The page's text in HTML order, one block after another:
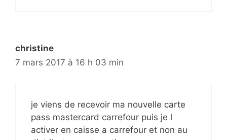
christine
7 mars 2017 à 16 h 03 min
je viens de recevoir ma nouvelle carte
pass mastercard carrefour puis je l
activer en caisse a carrefour et non au